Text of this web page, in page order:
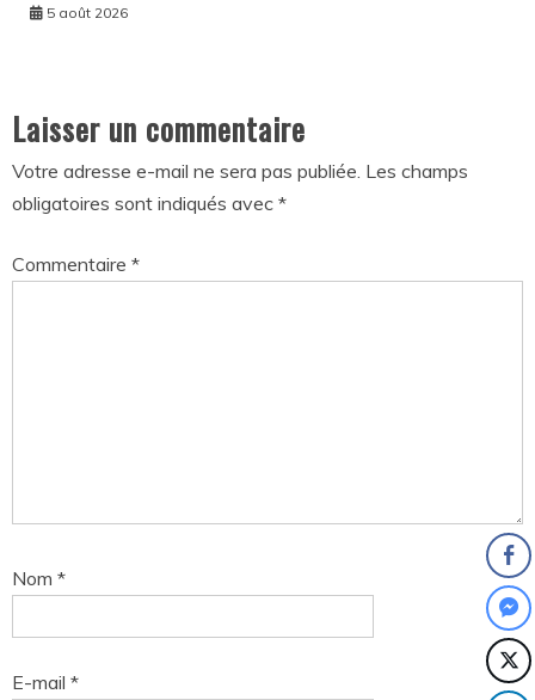
5 août 2026
Laisser un commentaire
Votre adresse e-mail ne sera pas publiée. Les champs
obligatoires sont indiqués avec *
Commentaire *
Nom *
E-mail *